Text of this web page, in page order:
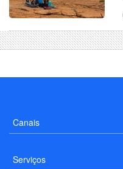
Canais
Serviços